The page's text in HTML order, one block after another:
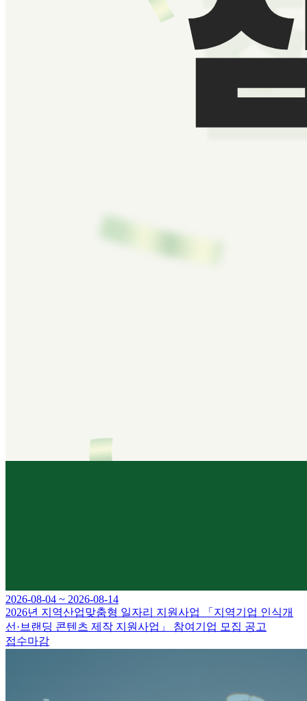
2026-08-04 ~ 2026-08-14
2026년 지역산업맞춤형 일자리 지원사업 「지역기업 인식개
선·브랜딩 콘텐츠 제작 지원사업」 참여기업 모집 공고
접수마감